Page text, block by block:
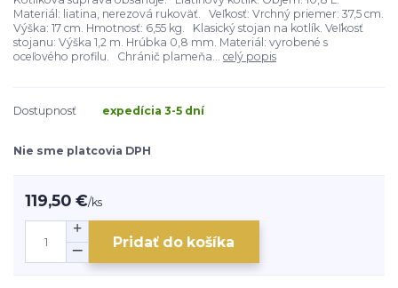
Materiál: liatina, nerezová rukoväť. Veľkosť: Vrchný priemer: 37,5 cm.
Výška: 17 cm. Hmotnosť: 6,55 kg. Klasický stojan na kotlík. Veľkosť
stojanu: Výška 1,2 m. Hrúbka 0,8 mm. Materiál: vyrobené s
oceľového profilu. Chránič plameňa... celý popis
Dostupnosť expedícia 3-5 dní
Nie sme platcovia DPH
119,50 €/ks
Pridať do košíka